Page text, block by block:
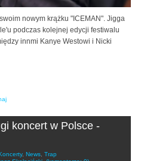
nowym krążku "ICEMAN". Jigga
podczas kolejnej edycji festiwalu
innmi Kanye Westowi i Nicki
koncert w Polsce -
, News Trap